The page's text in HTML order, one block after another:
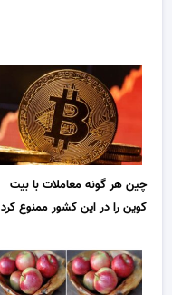
چین هر گونه معاملات با بیت
کوین را در این کشور ممنوع کرد